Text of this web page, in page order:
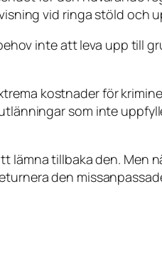
vid ringa stöld och
inte att leva upp till
kostnader för
som inte
lämna tillbaka den. Men
den